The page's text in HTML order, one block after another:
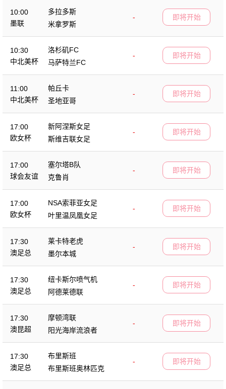
10:00
墨联
多拉多斯
-
米拿罗斯
即将开始
10:30
中北美杯
洛杉矶FC
-
马萨特兰FC
即将开始
11:00
中北美杯
帕丘卡
-
圣地亚哥
即将开始
17:00
欧女杯
新阿涅斯女足
-
斯维吉联女足
即将开始
17:00
球会友谊
塞尔塔B队
-
克鲁肖
即将开始
17:00
欧女杯
NSA索菲亚女足
-
叶里温凤凰女足
即将开始
17:30
澳足总
莱卡特老虎
-
墨尔本城
即将开始
17:30
澳足总
纽卡斯尔喷气机
-
阿德莱德联
即将开始
17:30
澳昆超
摩顿湾联
-
阳光海岸流浪者
即将开始
17:30
澳足总
布里斯班
-
布里斯班奥林匹克
即将开始